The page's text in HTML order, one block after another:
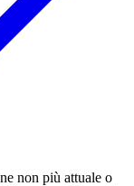
non più attuale o